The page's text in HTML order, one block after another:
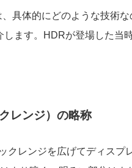
具体的にどのような技術
ます。HDRが登場した当
レンジ）の略称
レンジを広げてディスプ